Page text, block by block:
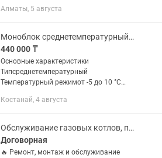
Теплообменники первичный
Алматы, 5 августа
Моноблок среднетемпературный POLAIR MM 222 S
440 000 ₸
Основные характеристики
Типсреднетемпературный
Температурный режимот -5 до 10 °C
Объем камеры24 м3 ХладагентR404A
мощность1.65...
Костанай, 4 августа
Обслуживание газовых котлов, печей.
Договорная
🔥 Ремонт, монтаж и обслуживание